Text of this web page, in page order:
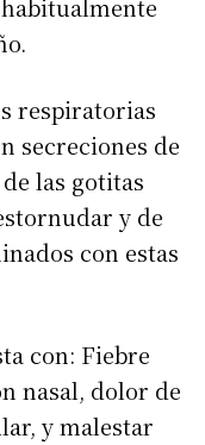
respiratorias
secreciones de
las gotitas
y de
con estas
con: Fiebre
nasal, dolor de
y malestar